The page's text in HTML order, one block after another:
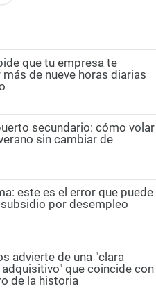
que tu empresa te
de nueve horas diarias
secundario: cómo volar
sin cambiar de
este es el error que puede
por desempleo
advierte de una "clara
que coincide con
de la historia